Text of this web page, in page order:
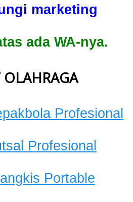
marketing
ada WA-nya.
OLAHRAGA
Profesional
Profesional
Portable